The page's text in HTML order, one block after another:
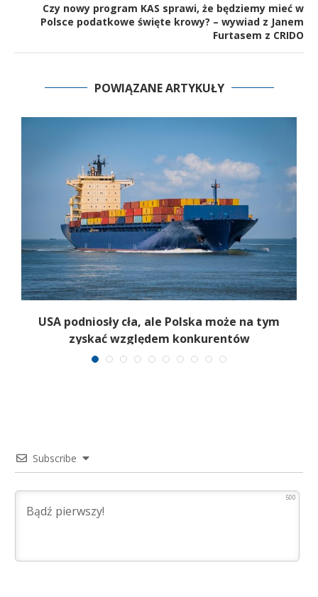
Czy nowy program KAS sprawi, że będziemy mieć w
Polsce podatkowe święte krowy? – wywiad z Janem
Furtasem z CRIDO
POWIĄZANE ARTYKUŁY
USA podniosły cła, ale Polska może na tym
zyskać względem konkurentów
Subscribe
500